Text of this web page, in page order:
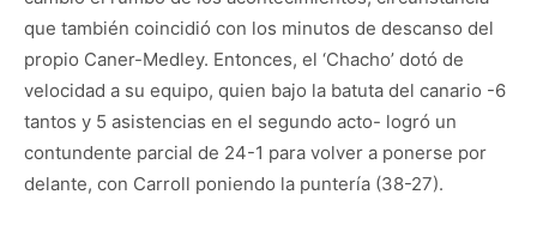
que también coincidió con los minutos de descanso del
propio Caner-Medley. Entonces, el ‘Chacho’ dotó de
velocidad a su equipo, quien bajo la batuta del canario -6
tantos y 5 asistencias en el segundo acto- logró un
contundente parcial de 24-1 para volver a ponerse por
delante, con Carroll poniendo la puntería (38-27).